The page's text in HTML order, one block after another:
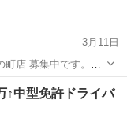
3月11日
店 募集中です。経
の業務になります。)
です。（※連休は出
未経験
↑中型免許ドライバ